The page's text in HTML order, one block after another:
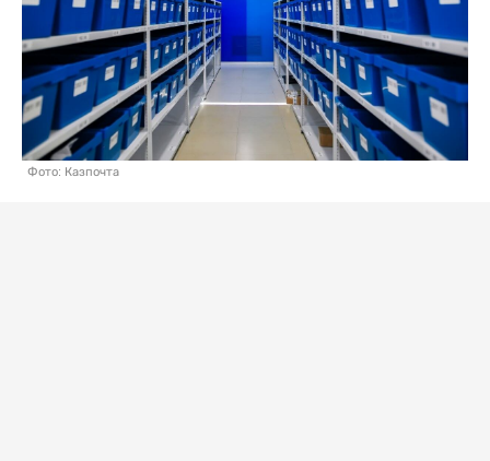
Фото: Казпочта